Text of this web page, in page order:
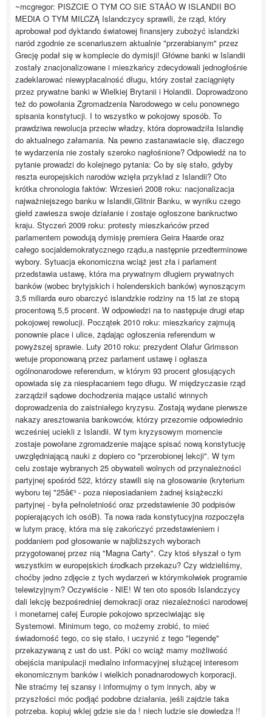
~mcgregor: PISZCIE O TYM CO SIE STAÅO W ISLANDII BO
MEDIA O TYM MILCZĄ Islandczycy sprawili, że rząd, który
aprobował pod dyktando światowej finansjery zubożyć islandzki
naród zgodnie ze scenariuszem aktualnie "przerabianym" przez
Grecję podał się w komplecie do dymisji! Główne banki w Islandii
zostały znacjonalizowane i mieszkańcy zdecydowali jednogłośnie
zadeklarować niewypłacalność długu, który został zaciągnięty
przez prywatne banki w Wielkiej Brytanii i Holandii. Doprowadzono
też do powołania Zgromadzenia Narodowego w celu ponownego
spisania konstytucji. I to wszystko w pokojowy sposób. To
prawdziwa rewolucja przeciw władzy, która doprowadziła Islandię
do aktualnego załamania. Na pewno zastanawiacie się, dlaczego
te wydarzenia nie zostały szeroko nagłośnione? Odpowiedź na to
pytanie prowadzi do kolejnego pytania: Co by się stało, gdyby
reszta europejskich narodów wzięła przykład z Islandii? Oto
krótka chronologia faktów: Wrzesień 2008 roku: nacjonalizacja
najważniejszego banku w Islandii,Glitnir Banku, w wyniku czego
giełd zawiesza swoje działanie i zostaje ogłoszone bankructwo
kraju. Styczeń 2009 roku: protesty mieszkańców przed
parlamentem powodują dymisję premiera Geira Haarde oraz
całego socjaldemokratycznego rządu,a następnie przedterminowe
wybory. Sytuacja ekonomiczna wciąż jest zła i parlament
przedstawia ustawę, która ma prywatnym długiem prywatnych
banków (wobec brytyjskich i holenderskich banków) wynoszącym
3,5 miliarda euro obarczyć islandzkie rodziny na 15 lat ze stopą
procentową 5,5 procent. W odpowiedzi na to następuje drugi etap
pokojowej rewolucji. Początek 2010 roku: mieszkańcy zajmują
ponownie place i ulice, żądając ogłoszenia referendum w
powyższej sprawie. Luty 2010 roku: prezydent Olafur Grimsson
wetuje proponowaną przez parlament ustawę i ogłasza
ogólnonarodowe referendum, w którym 93 procent głosujących
opowiada się za niespłacaniem tego długu. W międzyczasie rząd
zarządził sądowe dochodzenia mające ustalić winnych
doprowadzenia do zaistniałego kryzysu. Zostają wydane pierwsze
nakazy aresztowania bankowców, którzy przezornie odpowiednio
wcześniej uciekli z Islandii. W tym kryzysowym momencie
zostaje powołane zgromadzenie mające spisać nową konstytucję
uwzględniającą nauki z dopiero co "przerobionej lekcji". W tym
celu zostaje wybranych 25 obywateli wolnych od przynależności
partyjnej spośród 522, którzy stawili się na głosowanie (kryterium
wyboru tej "25â€³ - poza nieposiadaniem żadnej książeczki
partyjnej - była pełnoletniość oraz przedstawienie 30 podpisów
popierających ich osóB). Ta nowa rada konstytucyjna rozpoczęła
w lutym pracę, która ma się zakończyć przedstawieniem i
poddaniem pod głosowanie w najbliższych wyborach
przygotowanej przez nią "Magna Carty". Czy ktoś słyszał o tym
wszystkim w europejskich środkach przekazu? Czy widzieliśmy,
choćby jedno zdjęcie z tych wydarzeń w którymkolwiek programie
telewizyjnym? Oczywiście - NIE! W ten oto sposób Islandczycy
dali lekcję bezpośredniej demokracji oraz niezależności narodowej
i monetarnej całej Europie pokojowo sprzeciwiając się
Systemowi. Minimum tego, co możemy zrobić, to mieć
świadomość tego, co się stało, i uczynić z tego "legendę"
przekazywaną z ust do ust. Póki co wciąż mamy możliwość
obejścia manipulacji medialno informacyjnej służącej interesom
ekonomicznym banków i wielkich ponadnarodowych korporacji.
Nie straćmy tej szansy i informujmy o tym innych, aby w
przyszłości móc podjąć podobne działania, jeśli zajdzie taka
potrzeba. kopiuj wklej gdzie sie da ! niech ludzie sie dowiedza !!